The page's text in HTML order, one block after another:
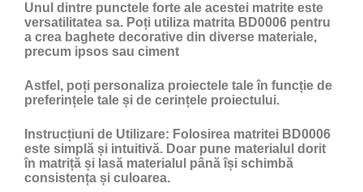
Unul dintre punctele forte ale acestei matrite este
versatilitatea sa. Poți utiliza matrita BD0006 pentru
a crea baghete decorative din diverse materiale,
precum ipsos sau ciment
Astfel, poți personaliza proiectele tale în funcție de
preferințele tale și de cerințele proiectului.
Instrucțiuni de Utilizare: Folosirea matritei BD0006
este simplă și intuitivă. Doar pune materialul dorit
în matriță și lasă materialul până își schimbă
consistența și culoarea.